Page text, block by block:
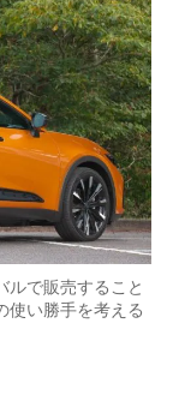
ルで販売すること
使い勝手を考える